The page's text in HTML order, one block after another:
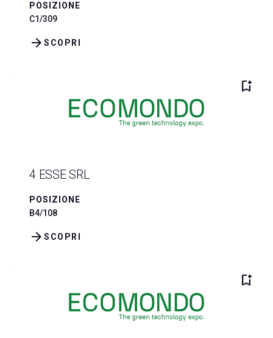
POSIZIONE
C1/309
SCOPRI
arrow_forward
bookmark_add
4 ESSE SRL
POSIZIONE
B4/108
SCOPRI
arrow_forward
bookmark_add